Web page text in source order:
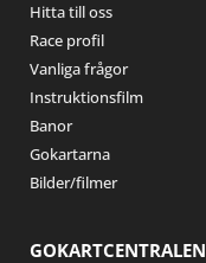
Hitta till oss
Race profil
Vanliga frågor
Instruktionsfilm
Banor
Gokartarna
Bilder/filmer
GOKARTCENTRALEN